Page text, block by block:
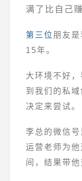
满了比自己
第三位 朋友
15年。
大环境不好
到我们的私
决定来尝试。
李总的微信
运营老师为
间，结果带